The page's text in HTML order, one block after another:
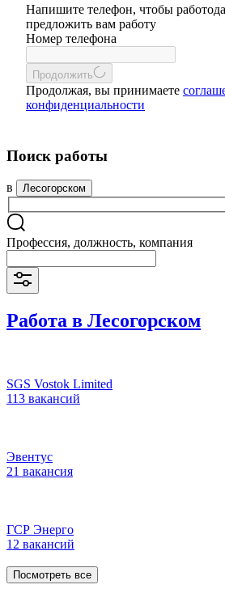
Напишите телефон, чтобы
предложить вам работу
Номер телефона
Продолжить
Продолжая, вы принимаете
конфиденциальности
Поиск работы
в Лесогорском
Профессия, должность, компания
Работа в Лесогорском
SGS Vostok Limited
113 вакансий
Эвентус
21 вакансия
ГСР Энерго
12 вакансий
Посмотреть все